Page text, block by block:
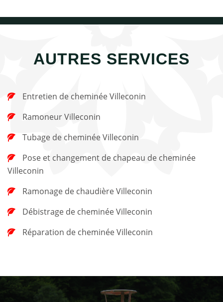
AUTRES SERVICES
Entretien de cheminée Villeconin
Ramoneur Villeconin
Tubage de cheminée Villeconin
Villeconin
Ramonage de chaudière Villeconin
Débistrage de cheminée Villeconin
Réparation de cheminée Villeconin